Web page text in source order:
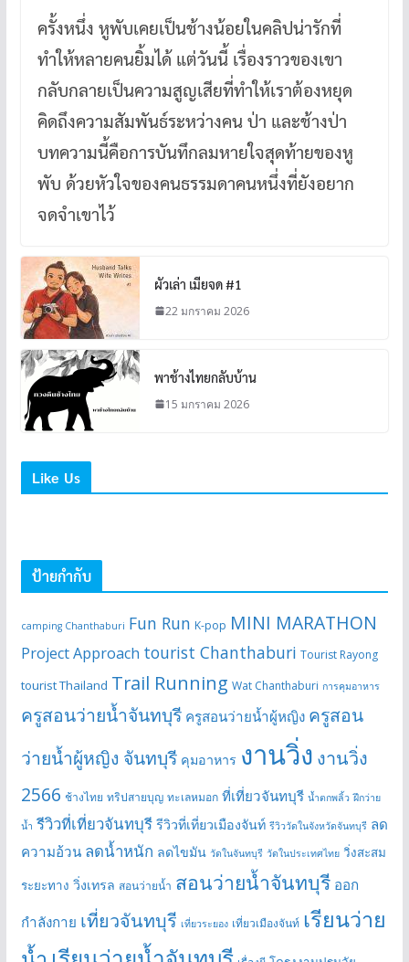
ครั้งหนึ่ง หูพับเคยเป็นช้างน้อยในคลิปน่ารักที่
ทำให้หลายคนยิ้มได้ แต่วันนี้ เรื่องราวของเขา
กลับกลายเป็นความสูญเสียที่ทำให้เราต้องหยุด
คิดถึงความสัมพันธ์ระหว่างคน ป่า และช้างป่า
บทความนี้คือการบันทึกลมหายใจสุดท้ายของหู
พับ ด้วยหัวใจของคนธรรมดาคนหนึ่งที่ยังอยาก
จดจำเขาไว้
ผัวเล่า เมียจด #1
22 มกราคม 2026
พาช้างไทยกลับบ้าน
15 มกราคม 2026
Like Us
ป้ายกำกับ
camping Chanthaburi Fun Run K-pop MINI MARATHON
Project Approach tourist Chanthaburi Tourist Rayong
tourist Thailand Trail Running Wat Chanthaburi การคุมอาหาร
ครูสอนว่ายน้ำจันทบุรี ครูสอนว่ายน้ำผู้หญิง ครูสอน
ว่ายน้ำผู้หญิง จันทบุรี คุมอาหาร งานวิ่ง งานวิ่ง
2566 ช้างไทย ทริปสายบุญ ทะเลหมอก ที่เที่ยวจันทบุรี น้ำตกพลิ้ว ฝึกว่าย
น้ำ รีวิวที่เที่ยวจันทบุรี รีวิวที่เที่ยวเมืองจันท์ รีวิววัดในจังหวัดจันทบุรี ลด
ความอ้วน ลดน้ำหนัก ลดไขมัน วัดในจันทบุรี วัดในประเทศไทย วิ่งสะสม
ระยะทาง วิ่งเทรล สอนว่ายน้ำ สอนว่ายน้ำจันทบุรี ออก
กำลังกาย เที่ยวจันทบุรี เที่ยวระยอง เที่ยวเมืองจันท์ เรียนว่าย